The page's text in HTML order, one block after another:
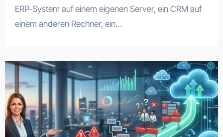
ERP-System auf einem eigenen Server, ein CRM auf
einem anderen Rechner, ein…